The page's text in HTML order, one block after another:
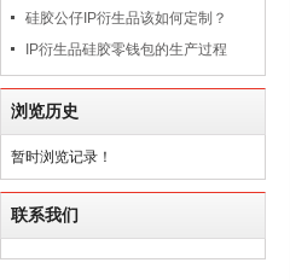
硅胶公仔IP衍生品该如何定制？
IP衍生品硅胶零钱包的生产过程
浏览历史
暂时浏览记录！
联系我们